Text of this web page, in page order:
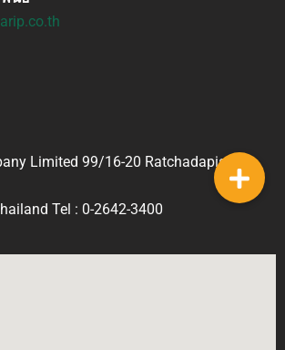
Limited 99/16-20 Ratchadapisek
Tel : 0-2642-3400